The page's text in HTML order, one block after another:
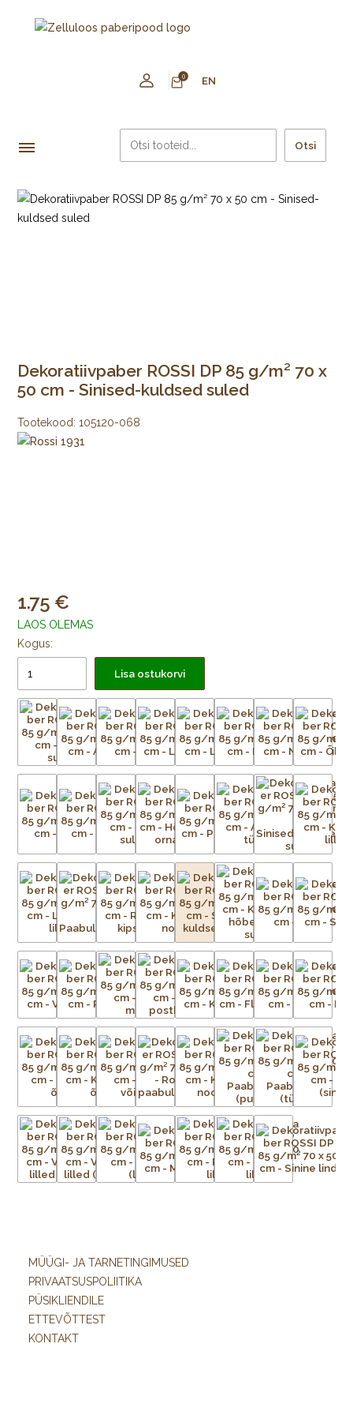
0 EN
Otsi
Dekoratiivpaber ROSSI DP 85 g/m² 70 x
50 cm - Sinised-kuldsed suled
Tootekood: 105120-068
1.75
LAOS OLEMAS
Kogus:
Lisa ostukorvi
MÜÜGI- JA TARNETINGIMUSED
PRIVAATSUSPOLIITIKA
PÜSIKLIENDILE
ETTEVÕTTEST
KONTAKT